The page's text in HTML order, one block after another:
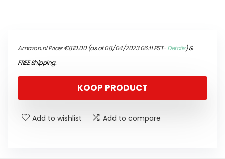
Amazon.nl Price:€810.00(as of 08/04/2023 06:11 PST-Details)&
FREE Shipping.
KOOP PRODUCT
Add to wishlist Add to compare